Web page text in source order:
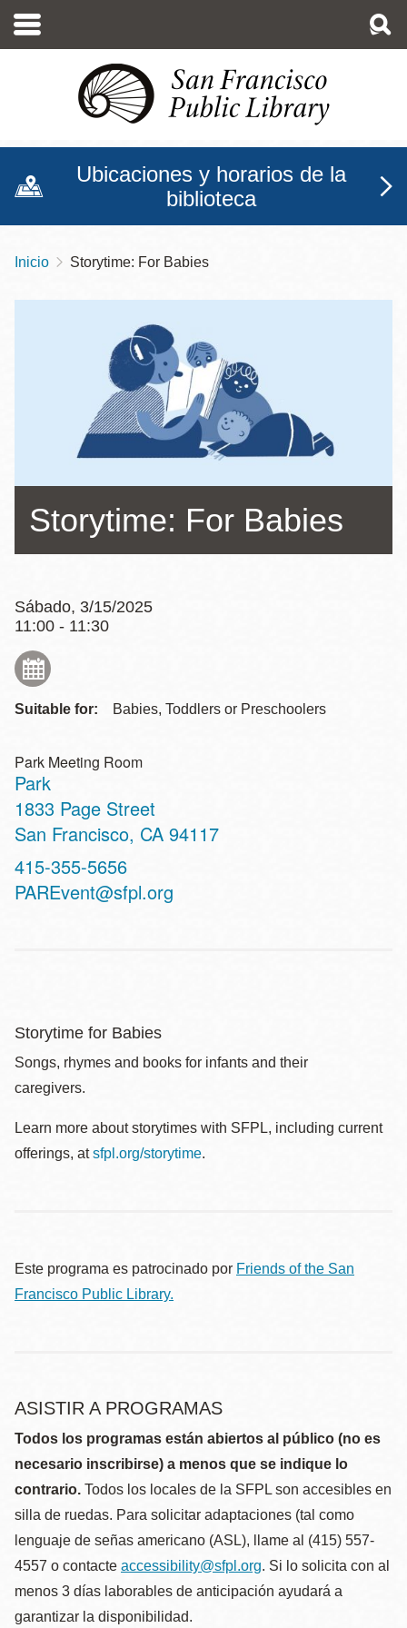
contenido
Ubicaciones y horarios de la
biblioteca
Sobrescribir
enlaces
navegación
Inicio Storytime: For Babies
Storytime: For Babies
Sábado, 3/15/2025
11:00 - 11:30
Suitable for: Babies, Toddlers or Preschoolers
Park Meeting Room
Park
Address
1833 Page Street
San Francisco, CA 94117
Contact
Telephone
415-355-5656
PAREvent@sfpl.org
Storytime for Babies
Songs, rhymes and books for infants and their
caregivers.
Learn more about storytimes with SFPL, including current
offerings, atsfpl.org/storytime.
Este programa es patrocinado por Friends of the San
Francisco Public Library.
ASISTIR A PROGRAMAS
Todos los programas están abiertos al público (no es
necesario inscribirse) a menos que se indique lo
contrario. Todos los locales de la SFPL son accesibles en
silla de ruedas. Para solicitar adaptaciones (tal como
lenguaje de señas americano (ASL), llame al (415) 557-
4557 o contacte accessibility@sfpl.org. Si lo solicita con al
menos 3 días laborables de anticipación ayudará a
garantizar la disponibilidad.